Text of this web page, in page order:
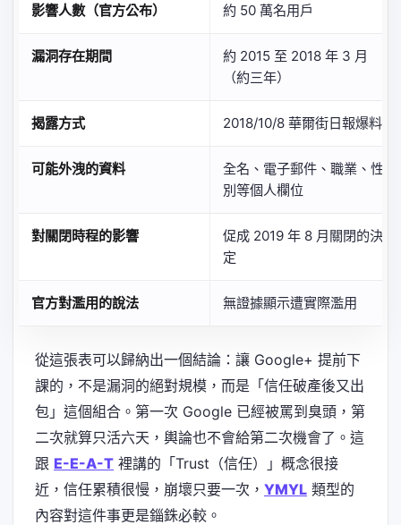
影響人數（官方公布） 約 50 萬名用戶
漏洞存在期間
約 2015 至 2018 年 3 月
（約三年）
揭露方式 2018/10/8 華爾街日報爆料
可能外洩的資料
全名、電子郵件、職業、性
別等個人欄位
對關閉時程的影響
促成 2019 年 8 月關閉的決
定
官方對濫用的說法 無證據顯示遭實際濫用
從這張表可以歸納出一個結論：讓 Google+ 提前下
課的，不是漏洞的絕對規模，而是「信任破產後又出
包」這個組合。第一次 Google 已經被罵到臭頭，第
二次就算只活六天，輿論也不會給第二次機會了。這
跟 E-E-A-T 裡講的「Trust（信任）」概念很接
近，信任累積很慢，崩壞只要一次， YMYL 類型的
內容對這件事更是錙銖必較。